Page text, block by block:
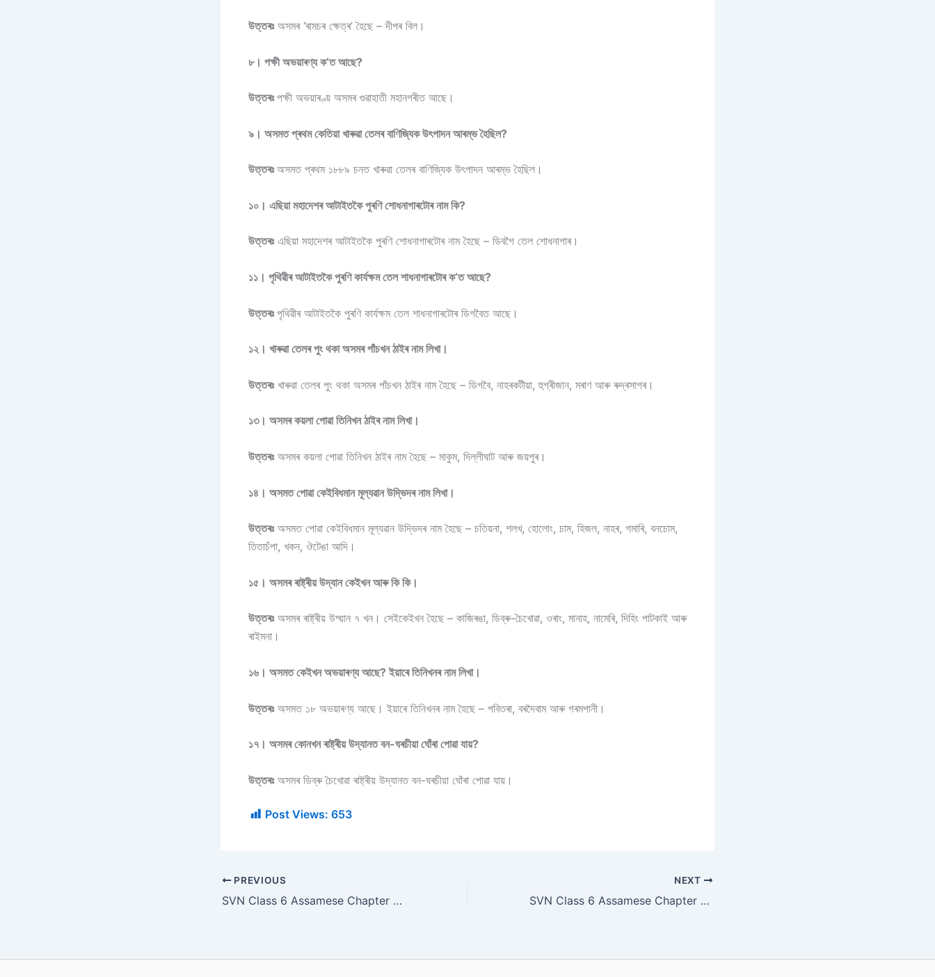
উত্তৰঃঅসমৰ ‘ৰামচৰ ক্ষেত্ৰ’ হৈছে – দীপৰ বিল।
৮। পক্ষী অভয়াৰণ্য ক’ত আছে?
উত্তৰঃপক্ষী অভয়াৰণ্য় অসমৰ গুৱাহাতী মহানগৰীত আছে।
৯। অসমত প্ৰথম কেতিয়া খাৰুৱা তেলৰ বাণিজ্যিক উৎপাদন আৰম্ভ হৈছিল?
উত্তৰঃঅসমত প্ৰথম ১৮৮৯ চনত খাৰুৱা তেলৰ বাণিজ্যিক উৎপাদন আৰম্ভ হৈছিল।
১০। এছিয়া মহাদেশৰ আটাইতকৈ পুৰণি শোধনাগাৰটোৰ নাম কি?
উত্তৰঃএছিয়া মহাদেশৰ আটাইতকৈ পুৰণি শোধনাগাৰটোৰ নাম হৈছে – ডিবগৈ তেল শোধনাগাৰ।
১১। পৃথিৱীৰ আটাইতকৈ পুৰণি কাৰ্যক্ষম তেল শাধনাগাৰটোৰ ক’ত আছে?
উত্তৰঃপৃথিৱীৰ আটাইতকৈ পুৰণি কাৰ্যক্ষম তেল শাধনাগাৰটোৰ ডিগবৈত আছে।
১২। খাৰুৱা তেলৰ পুং থকা অসমৰ পাঁচখন ঠাইৰ নাম লিখা।
উত্তৰঃখাৰুৱা তেলৰ পুং থকা অসমৰ পাঁচখন ঠাইৰ নাম হৈছে – ডিগবৈ, নাহৰকটীয়া, হুগ্ৰীজান, মৰাণ আৰু ৰুদ্ৰসাগৰ।
১৩। অসমৰ কয়লা পোৱা তিনিখন ঠাইৰ নাম লিখা।
উত্তৰঃঅসমৰ কয়লা পোৱা তিনিখন ঠাইৰ নাম হৈছে – মাকুম, দিল্লীঘাট আৰু জয়পুৰ।
১৪। অসমত পোৱা কেইবিধমান মূল্যৱান উদ্ভিদৰ নাম লিখা।
উত্তৰঃঅসমত পোৱা কেইবিধমান মূল্যৱান উদ্ভিদৰ নাম হৈছে – চতিয়না, শলখ, হোলোং, চাম, হিজল, নাহৰ, গমাৰি, বনচোম,
তিতাচঁপা, খকন, ঔটেঙা আদি।
১৫। অসমৰ ৰাষ্ট্ৰীয় উদ্যান কেইখন আৰু কি কি।
উত্তৰঃঅসমৰ ৰাষ্ট্ৰীয় উদ্য়ান ৭ খন। সেইকেইখন হৈছে – কাজিৰঙা, ডিব্ৰু-চৈখোৱা, ওৰাং, মানাহ, নামেৰি, দিহিং পাটকাই আৰু
ৰাইমনা।
১৬। অসমত কেইখন অভয়াৰণ্য আছে? ইয়াৰে তিনিখনৰ নাম লিখা।
উত্তৰঃঅসমত ১৮ অভয়াৰণ্য আছে। ইয়াৰে তিনিখনৰ নাম হৈছে – পবিতৰা, বৰদৈবাম আৰু গৰমপানী।
১৭। অসমৰ কোনখন ৰাষ্ট্ৰীয় উদ্যানত বন-ঘৰচীয়া ঘোঁৰা পোৱা যায়?
উত্তৰঃঅসমৰ ডিব্ৰু চৈখোৱা ৰাষ্ট্ৰীয় উদ্যানত বন-ঘৰচীয়া ঘোঁৰা পোৱা যায়।
Post Views: 653
PREVIOUS
SVN Class 6 Assamese Chapter 1 Answer শ্ৰীকৃষ্ণ পিপৰা গুচোৱা
NEXT
SVN Class 6 Assamese Chapter 2 Answer লংকাৰ সম্বাদ কি?